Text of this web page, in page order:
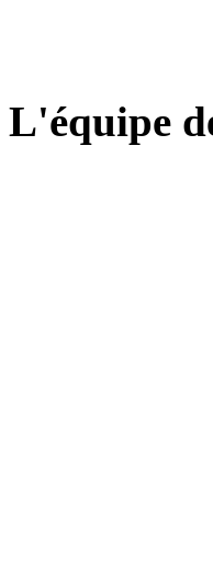
L'équipe